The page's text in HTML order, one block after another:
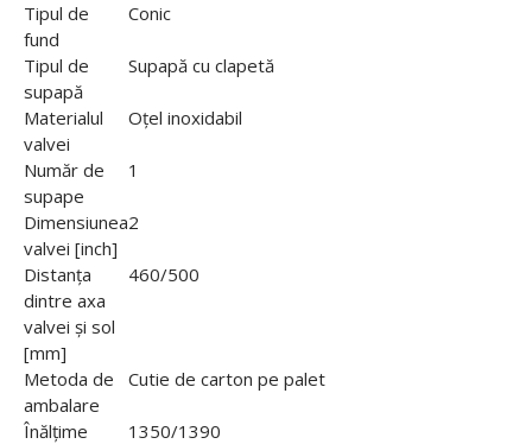
Tipul de
fund
Conic
Tipul de
supapă
Supapă cu clapetă
Materialul
valvei
Oţel inoxidabil
Număr de
supape
1
Dimensiunea
valvei [inch]
2
Distanța
dintre axa
valvei și sol
[mm]
460/500
Metoda de
ambalare
Cutie de carton pe palet
Înălțime
1350/1390